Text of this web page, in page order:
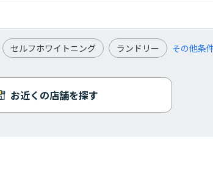
セルフホワイトニング ランドリー その他条
お近くの店舗を探す